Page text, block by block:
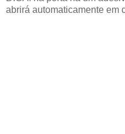
abrirá automaticamente em